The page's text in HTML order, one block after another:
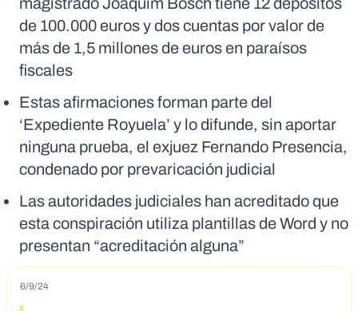
de 100.000 euros y dos cuentas por valor de
más de 1,5 millones de euros en paraísos
fiscales
Estas afirmaciones forman parte del
‘Expediente Royuela’ y lo difunde, sin aportar
ninguna prueba, el exjuez Fernando Presencia,
condenado por prevaricación judicial
Las autoridades judiciales han acreditado que
esta conspiración utiliza plantillas de Word y no
presentan “acreditación alguna”
6/9/24